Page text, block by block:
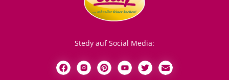
Stedy auf Social Media: